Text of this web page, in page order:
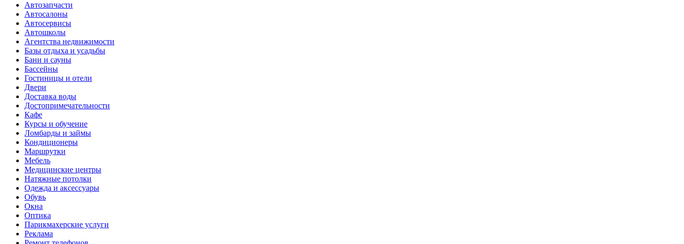
Автозапчасти
Автосалоны
Автосервисы
Автошколы
Агентства недвижимости
Базы отдыха и усадьбы
Бани и сауны
Бассейны
Гостиницы и отели
Двери
Доставка воды
Достопримечательности
Кафе
Курсы и обучение
Ломбарды и займы
Кондиционеры
Маршрутки
Мебель
Медицинские центры
Натяжные потолки
Одежда и аксессуары
Обувь
Окна
Оптика
Парикмахерские услуги
Реклама